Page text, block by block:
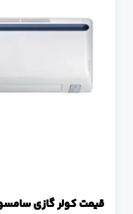
قیمت کولر گازی سامسونگ 18000|خرید|مشخصات